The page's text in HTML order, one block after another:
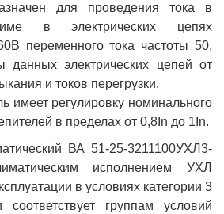
для проведения тока в
в электрических цепях
переменного тока частоты 50,
электрических цепей от
и токов перегрузки.
имеет регулировку номинального
в пределах от 0,8In до 1In.
ВА 51-25-3211100УХЛ3-
исполнением УХЛ
в условиях категории 3
группам условий